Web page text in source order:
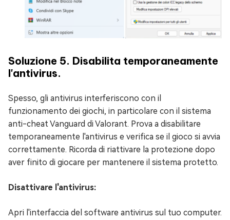
Soluzione 5. Disabilita temporaneamente
l'antivirus.
Spesso, gli antivirus interferiscono con il
funzionamento dei giochi, in particolare con il sistema
anti-cheat Vanguard di Valorant. Prova a disabilitare
temporaneamente l'antivirus e verifica se il gioco si avvia
correttamente. Ricorda di riattivare la protezione dopo
aver finito di giocare per mantenere il sistema protetto.
Disattivare l'antivirus:
Apri l'interfaccia del software antivirus sul tuo computer.